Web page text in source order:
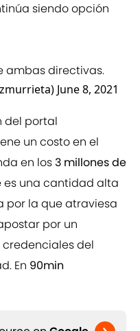
siendo opción
ambas directivas.
June 8, 2021
del portal
un costo en el
en los 3 millones de
es una cantidad alta
por la que atraviesa
por un
del
En 90min